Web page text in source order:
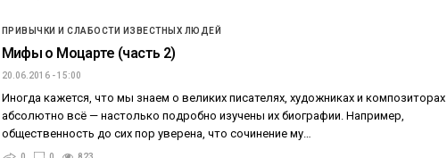
ПРИВЫЧКИ И СЛАБОСТИ ИЗВЕСТНЫХ ЛЮДЕЙ
Мифы о Моцарте (часть 2)
20.06.2016 - 15:00
Иногда кажется, что мы знаем о великих писателях, художниках и композиторах
абсолютно всё — настолько подробно изучены их биографии. Например,
общественность до сих пор уверена, что сочинение му…